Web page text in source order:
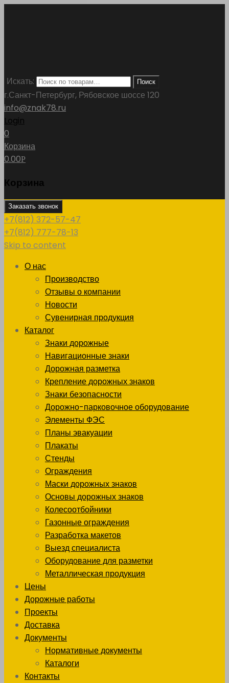
Искать: Поиск
г.Санкт-Петербург, Рябовское шоссе 120
info@znak78.ru
Login
0
Корзина
0.00Р
Корзина
Заказать звонок
+7(812) 372-57-47
+7(812) 777-78-13
Skip to content
О нас
Производство
Отзывы о компании
Новости
Сувенирная продукция
Каталог
Знаки дорожные
Навигационные знаки
Дорожная разметка
Крепление дорожных знаков
Знаки безопасности
Дорожно-парковочное оборудование
Элементы ФЭС
Планы эвакуации
Плакаты
Стенды
Ограждения
Маски дорожных знаков
Основы дорожных знаков
Колесоотбойники
Газонные ограждения
Разработка макетов
Выезд специалиста
Оборудование для разметки
Металлическая продукция
Цены
Дорожные работы
Проекты
Доставка
Документы
Нормативные документы
Каталоги
Контакты